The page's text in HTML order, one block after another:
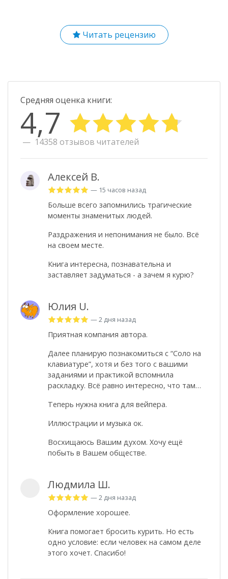
Читать рецензию
Средняя оценка книги:
4,7
14358 отзывов читателей
Алексей В.
— 15 часов назад
Больше всего запомнились трагические
моменты знаменитых людей.
Раздражения и непонимания не было. Всё
на своем месте.
Книга интересна, познавательна и
заставляет задуматься - а зачем я курю?
Юлия U.
— 2 дня назад
Приятная компания автора.
Далее планирую познакомиться с “Соло на
клавиатуре”, хотя и без того с вашими
заданиями и практикой вспомнила
раскладку. Всё равно интересно, что там…
Теперь нужна книга для вейпера.
Иллюстрации и музыка ок.
Восхищаюсь Вашим духом. Хочу ещё
побыть в Вашем обществе.
Людмила Ш.
— 2 дня назад
Оформление хорошее.
Книга помогает бросить курить. Но есть
одно условие: если человек на самом деле
этого хочет. Спасибо!